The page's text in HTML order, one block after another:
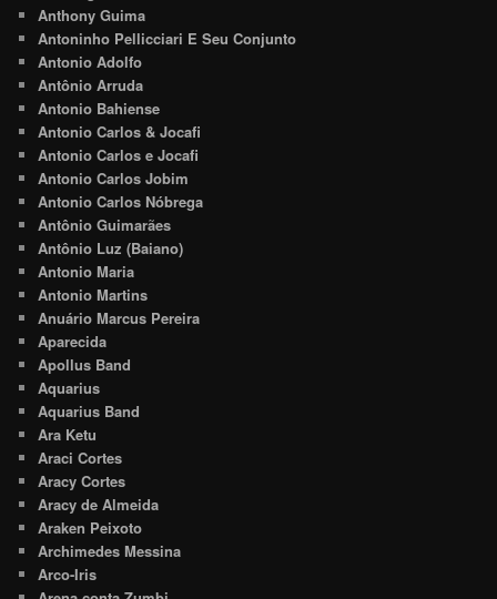
Anthony Guima
Antoninho Pellicciari E Seu Conjunto
Antonio Adolfo
Antônio Arruda
Antonio Bahiense
Antonio Carlos & Jocafi
Antonio Carlos e Jocafi
Antonio Carlos Jobim
Antonio Carlos Nóbrega
Antônio Guimarães
Antônio Luz (Baiano)
Antonio Maria
Antonio Martins
Anuário Marcus Pereira
Aparecida
Apollus Band
Aquarius
Aquarius Band
Ara Ketu
Araci Cortes
Aracy Cortes
Aracy de Almeida
Araken Peixoto
Archimedes Messina
Arco-Iris